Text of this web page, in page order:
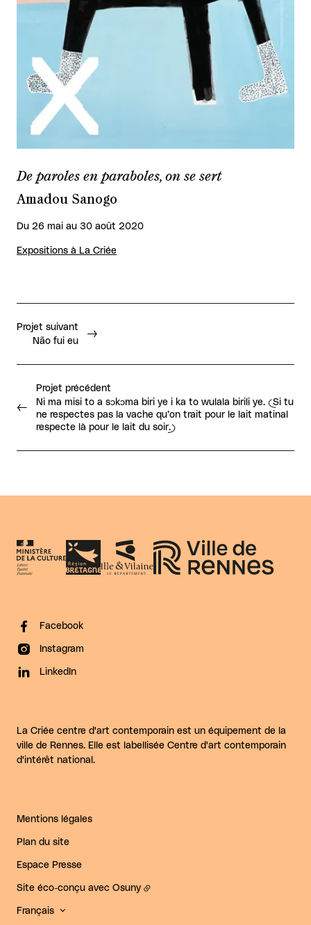
De paroles en paraboles, on se sert
Amadou Sanogo
Du 26 mai au 30 août 2020
Expositions à La Criée
Projet précédent
Ni ma misi to a sɔkɔma biri ye i ka to wulala birili ye. (Si tu
ne respectes pas la vache qu’on trait pour le lait matinal
respecte là pour le lait du soir.)
Projet suivant
Não fui eu
Facebook
Instagram
LinkedIn
La Criée centre d'art contemporain est un équipement de la
ville de Rennes. Elle est labellisée Centre d'art contemporain
d'intérêt national.
Mentions légales
Plan du site
Espace Presse
Site éco-conçu avec Osuny
Français